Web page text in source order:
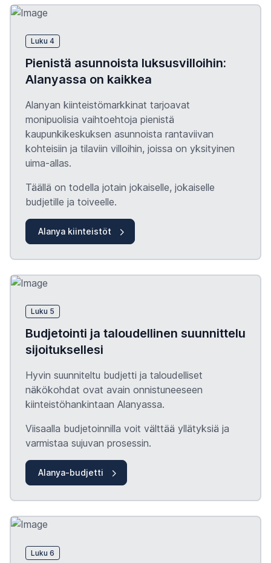
Luku 4
Pienistä asunnoista luksusvilloihin:
Alanyassa on kaikkea
Alanyan kiinteistömarkkinat tarjoavat
monipuolisia vaihtoehtoja pienistä
kaupunkikeskuksen asunnoista rantaviivan
kohteisiin ja tilaviin villoihin, joissa on yksityinen
uima-allas.
Täällä on todella jotain jokaiselle, jokaiselle
budjetille ja toiveelle.
Alanya kiinteistöt
Luku 5
Budjetointi ja taloudellinen suunnittelu
sijoituksellesi
Hyvin suunniteltu budjetti ja taloudelliset
näkökohdat ovat avain onnistuneeseen
kiinteistöhankintaan Alanyassa.
Viisaalla budjetoinnilla voit välttää yllätyksiä ja
varmistaa sujuvan prosessin.
Alanya-budjetti
Luku 6